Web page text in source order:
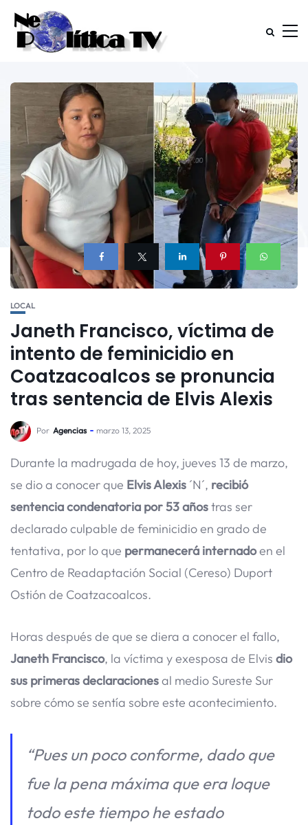
LOCAL
Janeth Francisco, víctima de
intento de feminicidio en
Coatzacoalcos se pronuncia
tras sentencia de Elvis Alexis
Por Agencias marzo 13, 2025
Durante la madrugada de hoy, jueves 13 de marzo,
se dio a conocer que Elvis Alexis ´N´, recibió
sentencia condenatoria por 53 añostras ser
declarado culpable de feminicidio en grado de
tentativa, por lo que permanecerá internadoen el
Centro de Readaptación Social (Cereso) Duport
Ostión de Coatzacoalcos.
Horas después de que se diera a conocer el fallo,
Janeth Francisco, la víctima y exesposa de Elvis dio
sus primeras declaracionesal medio Sureste Sur
sobre cómo se sentía sobre este acontecimiento.
“Pues un poco conforme, dado que
fue la pena máxima que era loque
todo este tiempo he estado